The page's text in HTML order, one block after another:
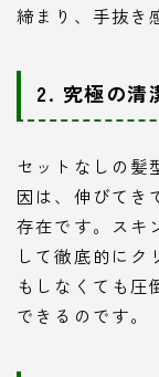
締まり、手抜き
2. 究極の清
セットなしの髪
因は、伸びてき
存在です。スキ
して徹底的に
もしなくても圧
できるのです。